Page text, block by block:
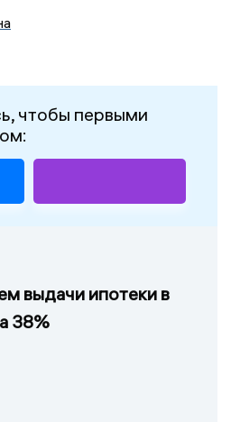
чтобы первыми
выдачи ипотеки в
38%